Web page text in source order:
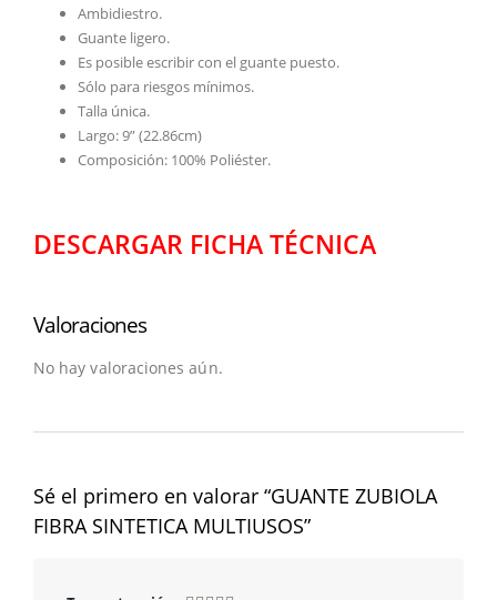
Ambidiestro.
Guante ligero.
Es posible escribir con el guante puesto.
Sólo para riesgos mínimos.
Talla única.
Largo: 9” (22.86cm)
Composición: 100% Poliéster.
DESCARGAR FICHA TÉCNICA
Valoraciones
No hay valoraciones aún.
Sé el primero en valorar “GUANTE ZUBIOLA
FIBRA SINTETICA MULTIUSOS”